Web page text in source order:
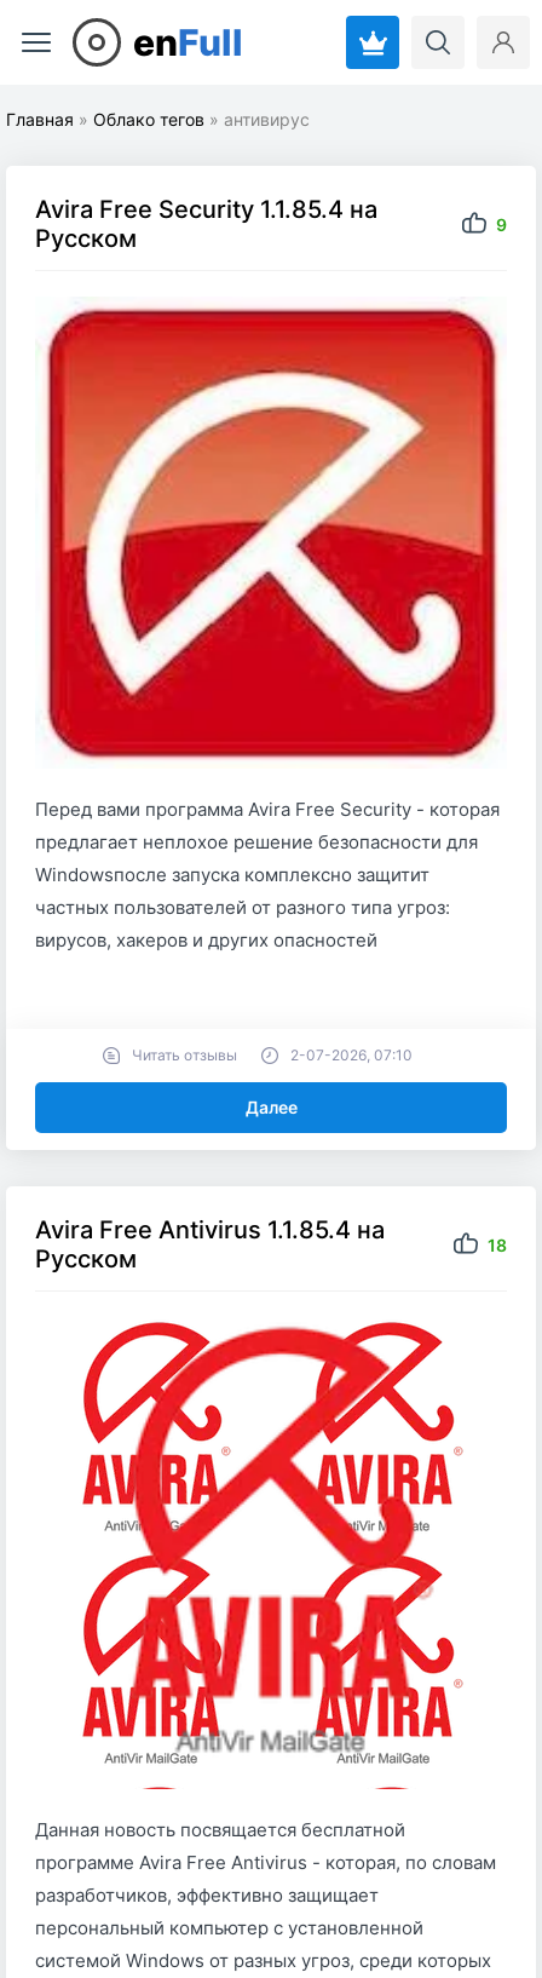
enFull
Главная » Облако тегов » антивирус
Avira Free Security 1.1.85.4 на
Русском
9
Перед вами программа Avira Free Security - которая
предлагает неплохое решение безопасности для
Windowsпосле запуска комплексно защитит
частных пользователей от разного типа угроз:
вирусов, хакеров и других опасностей
Далее
Читать отзывы 2-07-2026, 07:10
Avira Free Antivirus 1.1.85.4 на
Русском
18
Данная новость посвящается бесплатной
программе Avira Free Antivirus - которая, по словам
разработчиков, эффективно защищает
персональный компьютер с установленной
системой Windows от разных угроз, среди которых